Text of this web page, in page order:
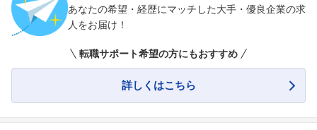
あなたの希望・経歴にマッチした大手・優良企業の求
人をお届け！
転職サポート希望の方にもおすすめ
詳しくはこちら